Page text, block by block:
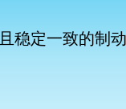
稳定一致的制